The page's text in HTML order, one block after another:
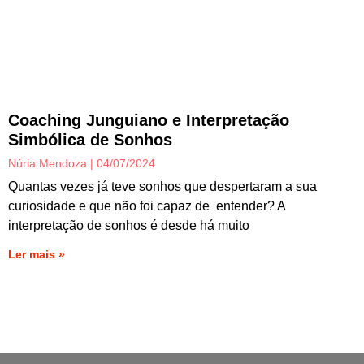
Coaching Junguiano e Interpretação
Simbólica de Sonhos
Núria Mendoza 04/07/2024
Quantas vezes já teve sonhos que despertaram a sua
curiosidade e que não foi capaz de entender? A
interpretação de sonhos é desde há muito
Ler mais »